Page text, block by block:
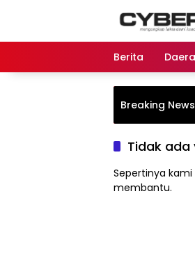
Berita
Breaking
Tidak
Sepertinya
membantu.